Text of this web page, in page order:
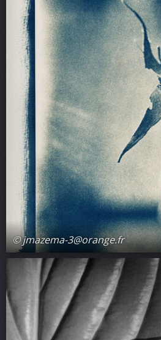
© jmazema-3@orange.fr